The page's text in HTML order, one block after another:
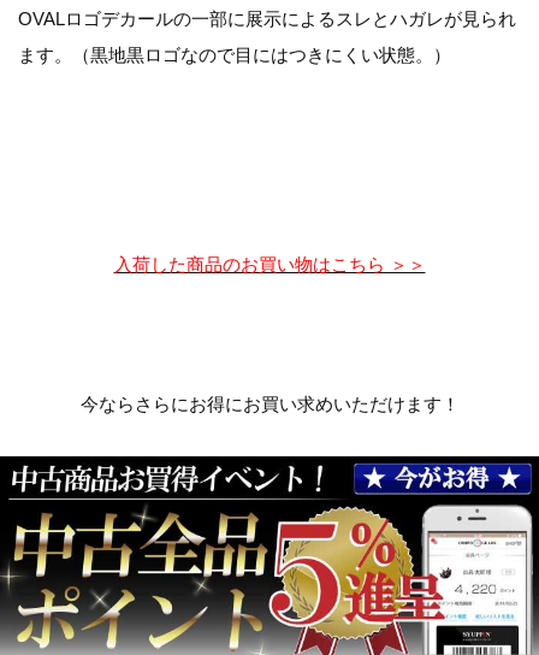
OVALロゴデカールの一部に展示によるスレとハガレが見られ
ます。（黒地黒ロゴなので目にはつきにくい状態。）
入荷した商品のお買い物はこちら ＞＞
今ならさらにお得にお買い求めいただけます！